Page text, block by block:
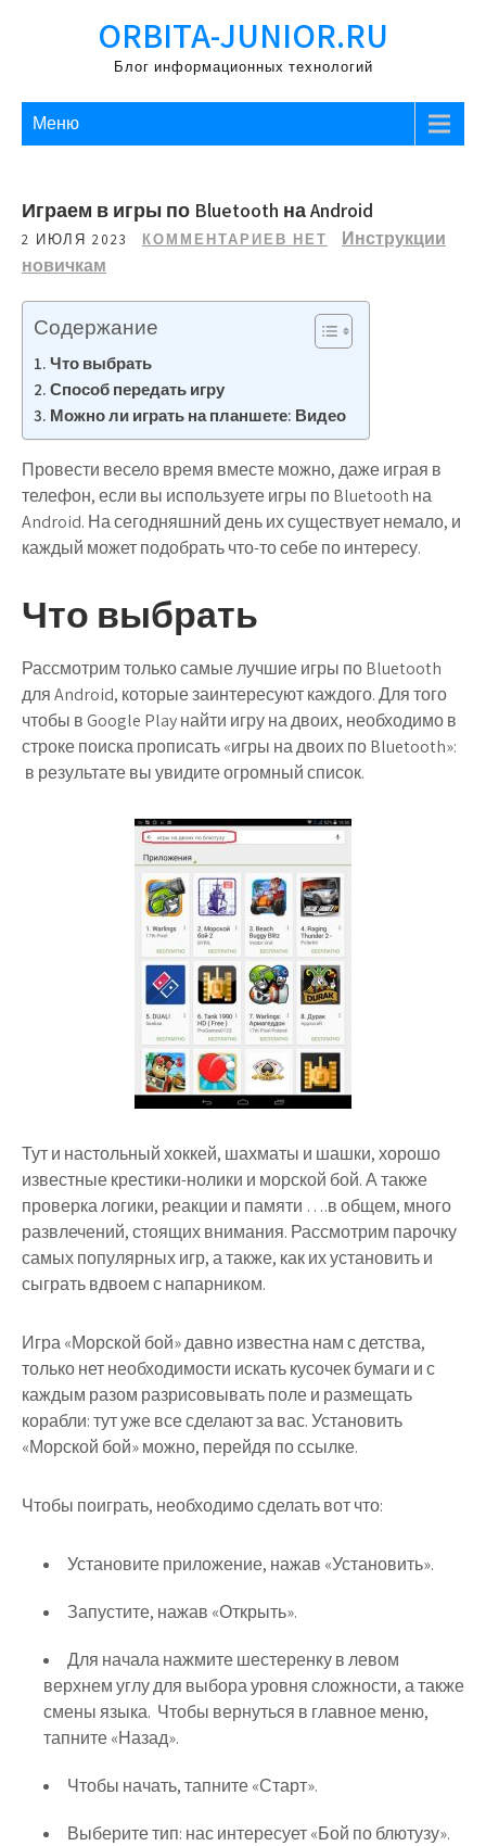
ORBITA-JUNIOR.RU
Блог информационных технологий
Меню
Играем в игры по Bluetooth на Android
2 ИЮЛЯ 2023 КОММЕНТАРИЕВ НЕТ
Инструкции
новичкам
Содержание
Что выбрать
Способ передать игру
Можно ли играть на планшете: Видео
Провести весело время вместе можно, даже играя в
телефон, если вы используете игры по Bluetooth на
Android. На сегодняшний день их существует немало, и
каждый может подобрать что-то себе по интересу.
Что выбрать
Рассмотрим только самые лучшие игры по Bluetooth
для Android, которые заинтересуют каждого. Для того
чтобы в Google Play найти игру на двоих, необходимо в
строке поиска прописать «игры на двоих по Bluetooth»:
в результате вы увидите огромный список.
Тут и настольный хоккей, шахматы и шашки, хорошо
известные крестики-нолики и морской бой. А также
проверка логики, реакции и памяти ….в общем, много
развлечений, стоящих внимания. Рассмотрим парочку
самых популярных игр, а также, как их установить и
сыграть вдвоем с напарником.
Игра «Морской бой» давно известна нам с детства,
только нет необходимости искать кусочек бумаги и с
каждым разом разрисовывать поле и размещать
корабли: тут уже все сделают за вас. Установить
«Морской бой» можно, перейдя по ссылке.
Чтобы поиграть, необходимо сделать вот что:
Установите приложение, нажав «Установить».
Запустите, нажав «Открыть».
Для начала нажмите шестеренку в левом
верхнем углу для выбора уровня сложности, а также
смены языка. Чтобы вернуться в главное меню,
тапните «Назад».
Чтобы начать, тапните «Старт».
Выберите тип: нас интересует «Бой по блютузу».